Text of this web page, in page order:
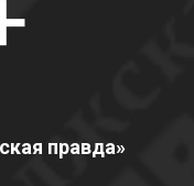
правда»